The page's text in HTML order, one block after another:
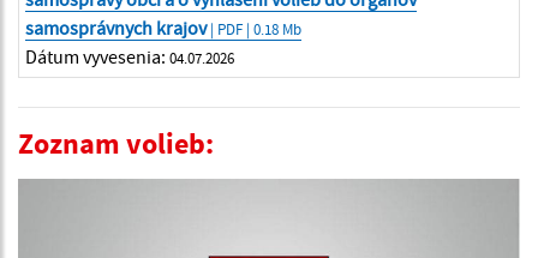
samosprávnych krajov| PDF | 0.18 Mb
Dátum vyvesenia: 04.07.2026
Zoznam volieb: